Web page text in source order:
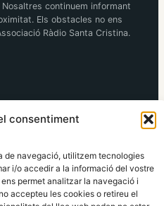
consentiment
de navegació, utilitzem tecnologies
i/o accedir a la informació del vostre
permet analitzar la navegació i
accepteu les cookies o retireu el
continuem informant
Els obstacles no ens
Ràdio Santa Cristina.